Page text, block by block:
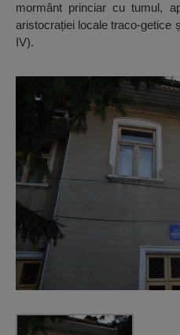
mormânt princiar cu tumul,
aristocrației locale traco-getice
IV).